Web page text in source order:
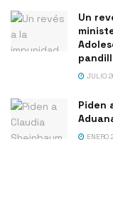
Un
JULIO
Piden
ENERO